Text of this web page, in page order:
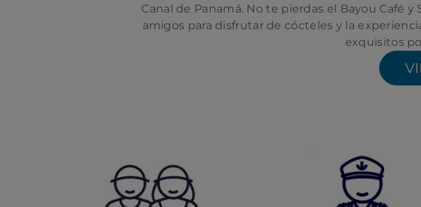
Canal de Panamá. No te pierdas el Bayou Café
amigos para disfrutar de cócteles y la
exquisitos